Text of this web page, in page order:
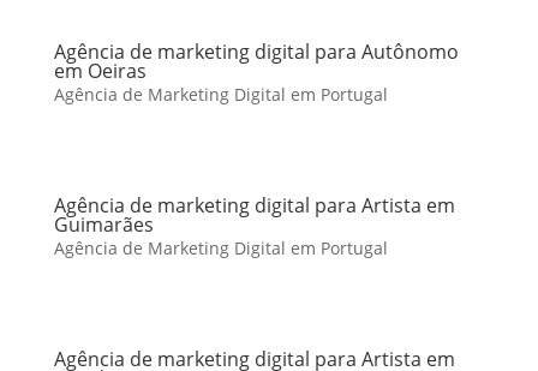
Agência de marketing digital para Autônomo
em Oeiras
Agência de Marketing Digital em Portugal
Agência de marketing digital para Artista em
Guimarães
Agência de Marketing Digital em Portugal
Agência de marketing digital para Artista em